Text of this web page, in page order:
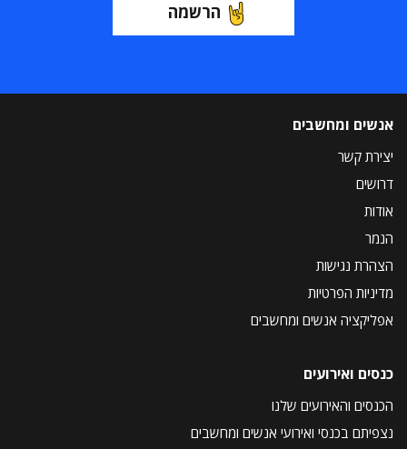
הרשמה
אנשים ומחשבים
יצירת קשר
דרושים
אודות
הנמר
הצהרת נגישות
מדיניות הפרטיות
אפליקציה אנשים ומחשבים
כנסים ואירועים
הכנסים והאירועים שלנו
נצפיתם בכנסי ואירועי אנשים ומחשבים